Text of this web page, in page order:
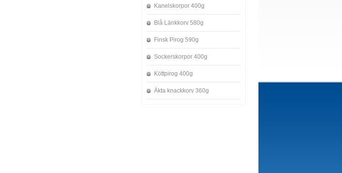
Kanelskorpor 400g
Blå Länkkorv 580g
Finsk Pirog 590g
Sockerskorpor 400g
Köttpirog 400g
Äkta knackkorv 360g